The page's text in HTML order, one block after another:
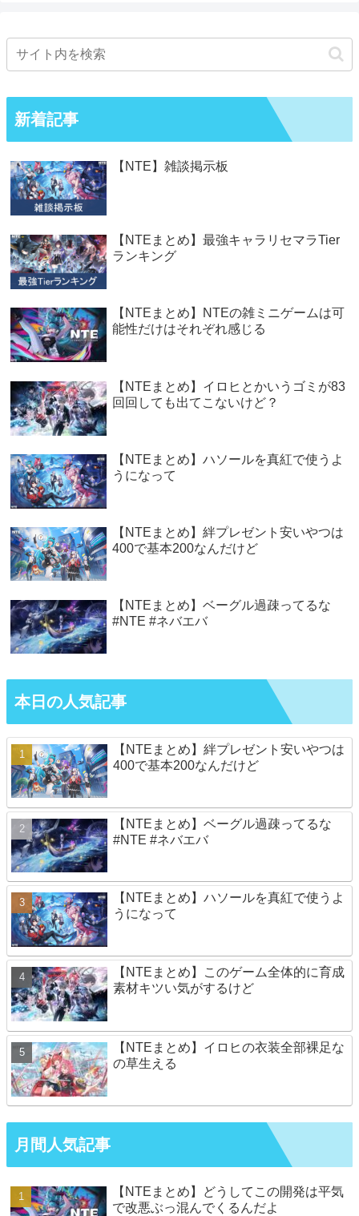
新着記事
【NTE】雑談掲示板
【NTEまとめ】最強キャラリセマラTier
ランキング
【NTEまとめ】NTEの雑ミニゲームは可
能性だけはそれぞれ感じる
【NTEまとめ】イロヒとかいうゴミが83
回回しても出てこないけど？
【NTEまとめ】ハソールを真紅で使うよ
うになって
【NTEまとめ】絆プレゼント安いやつは
400で基本200なんだけど
【NTEまとめ】ベーグル過疎ってるな
#NTE #ネバエバ
本日の人気記事
【NTEまとめ】絆プレゼント安いやつは
400で基本200なんだけど
【NTEまとめ】ベーグル過疎ってるな
#NTE #ネバエバ
【NTEまとめ】ハソールを真紅で使うよ
うになって
【NTEまとめ】このゲーム全体的に育成
素材キツい気がするけど
【NTEまとめ】イロヒの衣装全部裸足な
の草生える
月間人気記事
【NTEまとめ】どうしてこの開発は平気
で改悪ぶっ混んでくるんだよ